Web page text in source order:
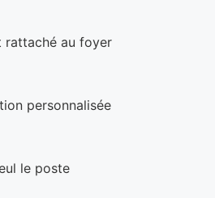
rattaché au foyer
personnalisée
le poste